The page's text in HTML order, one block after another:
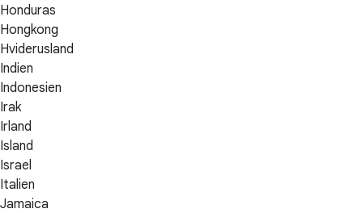
Honduras
Hongkong
Hviderusland
Indien
Indonesien
Irak
Irland
Island
Israel
Italien
Jamaica